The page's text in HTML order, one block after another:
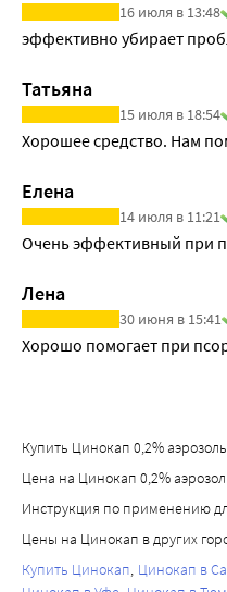
16 июля в 13:48
эффективно убирает
Татьяна
15 июля в 18:54
Хорошее средство. Нам
Елена
14 июля в 11:21
Очень эффективный при
Лена
30 июня в 15:41
Хорошо помогает при
Купить Цинокап 0,2%
Цена на Цинокап 0,2%
Инструкция по применению
Цены на Цинокап в других
Купить Цинокап Цинокап в